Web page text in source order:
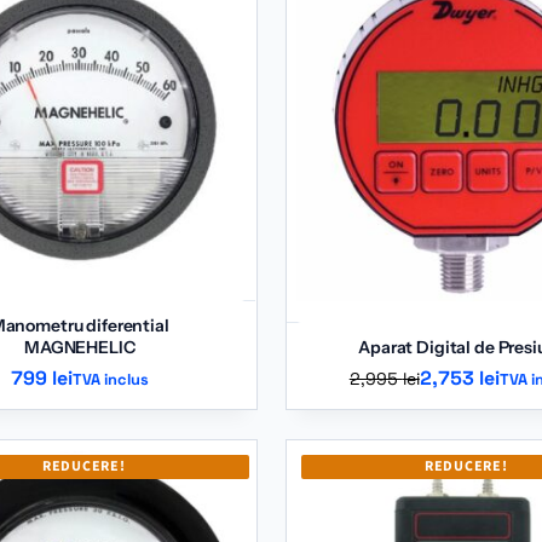
835 lei.
diferential
MAGNEHELIC
799 leiTVA inclus
Aparat Digital de
2,995lei
Prețul
inițial
a
fost:
2,995 lei.
2,753 lei
Prețul
curent
este:
2,753 lei.
TVA
REDUCERE! REDUCERE!